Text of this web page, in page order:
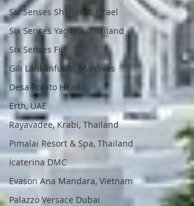
Six Senses Shaharut, Israel
Six Senses Yao Noi, Thailand
Six Senses Fiji
Gili Lankanfushi, Maldives
Desa Potato Head
Erth, UAE
Rayavadee, Krabi, Thailand
Pimalai Resort & Spa, Thailand
Icaterina DMC
Evason Ana Mandara, Vietnam
Palazzo Versace Dubai